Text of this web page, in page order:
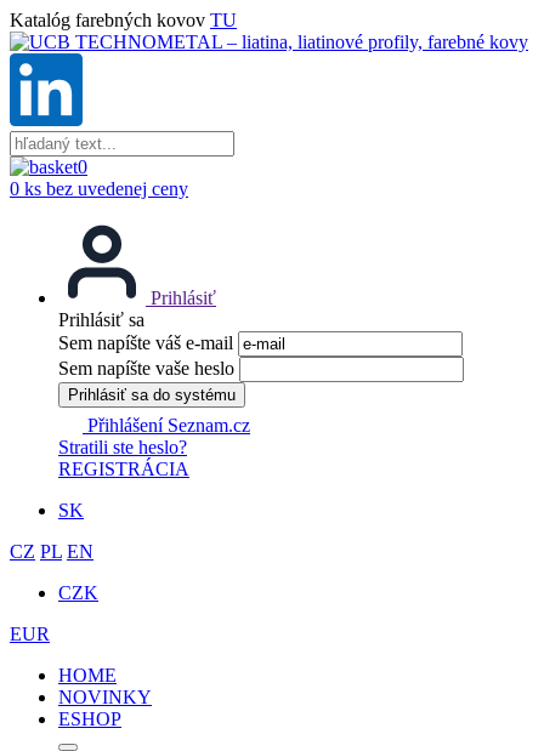
Katalóg farebných kovov TU
0
0 ks bez uvedenej ceny
Prihlásiť
Prihlásiť sa
Sem napíšte váš e-mail
Sem napíšte vaše heslo
Prihlásiť sa do systému
Přihlášení Seznam.cz
Stratili ste heslo?
REGISTRÁCIA
SK
CZ PL EN
CZK
EUR
HOME
NOVINKY
ESHOP